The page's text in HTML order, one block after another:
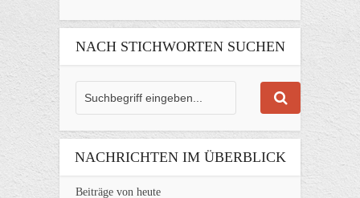
NACH STICHWORTEN SUCHEN
NACHRICHTEN IM ÜBERBLICK
Beiträge von heute